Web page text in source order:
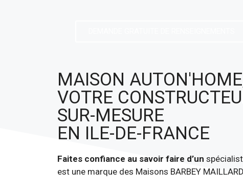
MAISON
VOTRE
SUR-MESURE
EN ILE-DE-FRANCE
Faites confiance au savoir faire d’un
est une marque des Maisons BARBEY